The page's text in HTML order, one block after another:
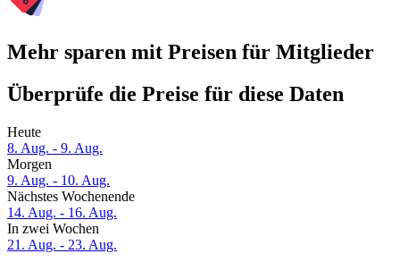
Mehr sparen mit Preisen für Mitglieder
Überprüfe die Preise für diese Daten
Heute
8. Aug. - 9. Aug.
Morgen
9. Aug. - 10. Aug.
Nächstes Wochenende
14. Aug. - 16. Aug.
In zwei Wochen
21. Aug. - 23. Aug.